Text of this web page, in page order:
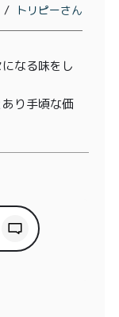
トリピー
なる味をし
り手頃な価